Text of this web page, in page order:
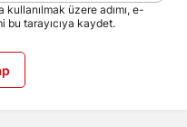
kullanılmak üzere adımı, e-
bu tarayıcıya kaydet.